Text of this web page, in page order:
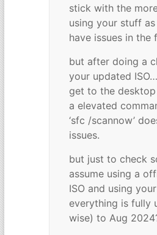
stick with the
using your stuff
have issues in the
but after doing a
your updated
get to the
a elevated
‘sfc /scannow’
issues.
but just to check
assume using a
ISO and using
everything is fully
wise) to Aug